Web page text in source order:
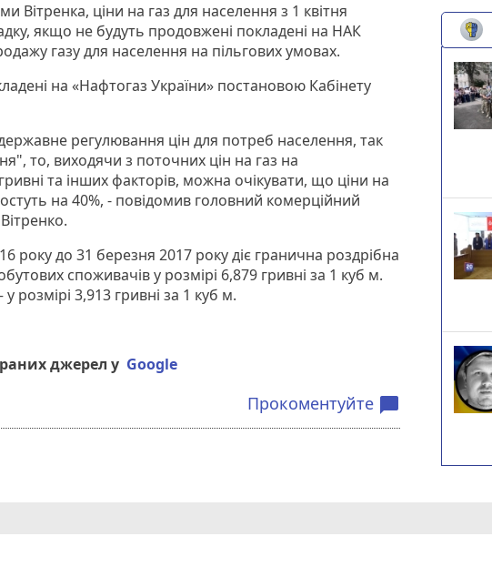
Вітренка, ціни на газ для населення з 1 квітня
якщо не будуть продовжені покладені на НАК
газу для населення на пільгових умовах.
на «Нафтогаз України» постановою Кабінету
регулювання цін для потреб населення, так
то, виходячи з поточних цін на газ на
та інших факторів, можна очікувати, що ціни на
на 40%, - повідомив головний комерційний
року до 31 березня 2017 року діє гранична роздрібна
споживачів у розмірі 6,879 гривні за 1 куб м.
розмірі 3,913 гривні за 1 куб м.
джерел у Google
Прокоментуйте chat_bubble